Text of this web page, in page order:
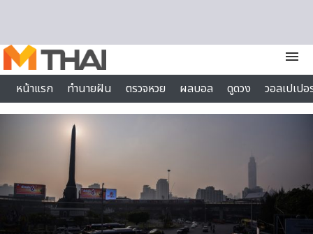
menu
หน้าแรก
ทำนายฝัน ตรวจหวย ผลบอล ดูดวง
วอลเปเป
ไลฟ์สไตล์